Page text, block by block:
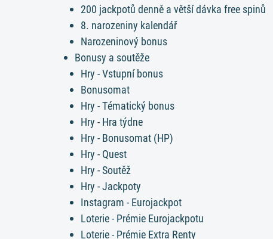
200 jackpotů denně a větší dávka free spinů
8. narozeniny kalendář
Narozeninový bonus
Bonusy a soutěže
Hry - Vstupní bonus
Bonusomat
Hry - Tématický bonus
Hry - Hra týdne
Hry - Bonusomat (HP)
Hry - Quest
Hry - Soutěž
Hry - Jackpoty
Instagram - Eurojackpot
Loterie - Prémie Eurojackpotu
Loterie - Prémie Extra Renty